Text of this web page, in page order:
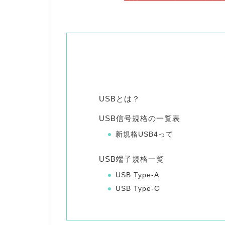
USBとは？
USB信号規格の一覧表
新規格USB4って
USB端子規格一覧
USB Type-A
USB Type-C